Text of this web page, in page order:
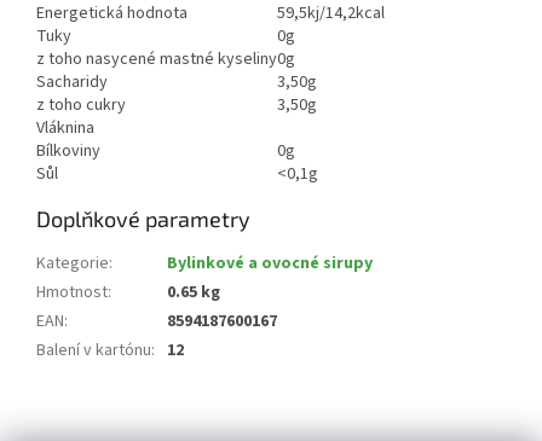
Energetická hodnota
59,5kj/14,2kcal
Tuky
0g
z toho nasycené mastné kyseliny0g
Sacharidy
3,50g
z toho cukry
3,50g
Vláknina
Bílkoviny
0g
Sůl
<0,1g
Doplňkové parametry
Kategorie:
Bylinkové a ovocné sirupy
Hmotnost:
0.65 kg
EAN:
8594187600167
Balení v kartónu: 12